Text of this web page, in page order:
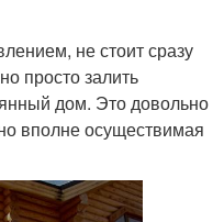
не стоит сразу
просто залить
дом. Это довольно
вполне осуществимая